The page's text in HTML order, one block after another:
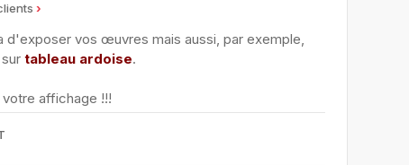
d'exposer vos œuvres mais aussi, par exemple,
tableau ardoise.
affichage !!!